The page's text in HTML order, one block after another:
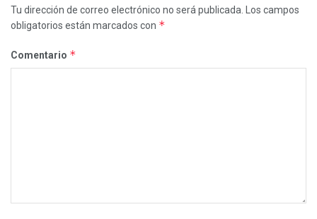
Tu dirección de correo electrónico no será publicada.
Los campos
obligatorios están marcados con *
Comentario *